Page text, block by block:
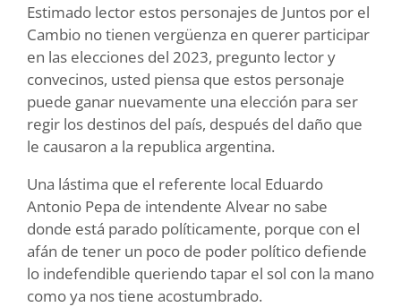
Estimado lector estos personajes de Juntos por el
Cambio no tienen vergüenza en querer participar
en las elecciones del 2023, pregunto lector y
convecinos, usted piensa que estos personaje
puede ganar nuevamente una elección para ser
regir los destinos del país, después del daño que
le causaron a la republica argentina.
Una lástima que el referente local Eduardo
Antonio Pepa de intendente Alvear no sabe
donde está parado políticamente, porque con el
afán de tener un poco de poder político defiende
lo indefendible queriendo tapar el sol con la mano
como ya nos tiene acostumbrado.